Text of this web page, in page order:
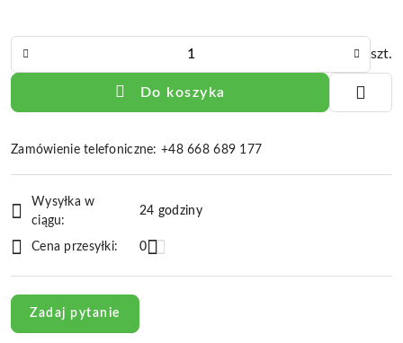
szt.
Do koszyka
Zamówienie telefoniczne: +48 668 689 177
i
dostawa
Wysyłka w
ciągu:
24 godziny
Cena przesyłki: 0
Zadaj pytanie